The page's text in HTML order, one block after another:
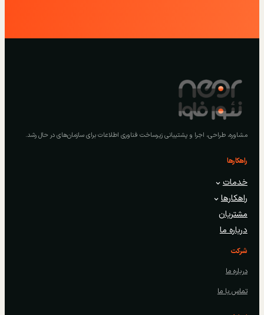
مشاوره، طراحی، اجرا و پشتیبانی زیرساخت فناوری اطلاعات برای سازمان‌های در حال رشد.
راهکارها
خدمات
راهکارها
مشتریان
درباره ما
شرکت
درباره ما
تماس با ما